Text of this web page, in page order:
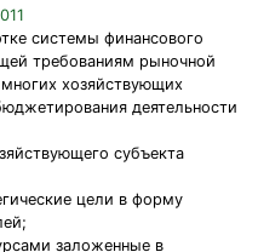
системы финансового
требованиям рыночной
хозяйствующих
деятельности
субъекта
цели в форму
заложенные в